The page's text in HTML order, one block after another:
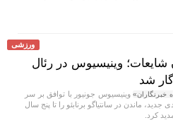
ورزشی
شایعات؛ وینیسیوس در رئال
شد
خبرنگاران»وینیسیوس جونیور با توافق بر سر
جدید، ماندن در سانتیاگو برنابئو را تا پنج سال
کرد.